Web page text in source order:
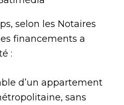
selon les Notaires
financements a
:
d’un appartement
sans